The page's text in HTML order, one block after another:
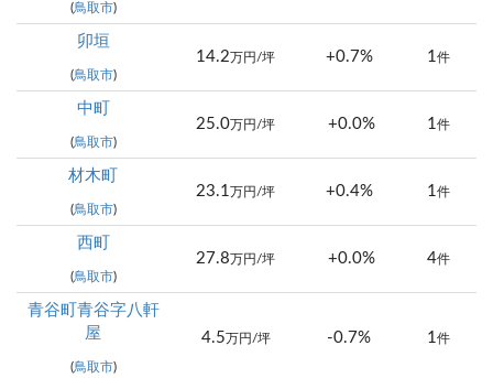
(鳥取市)
卯垣
(鳥取市)
14.2 万円/坪 +0.7% 1件
中町
(鳥取市)
25.0 万円/坪 +0.0% 1件
材木町
(鳥取市)
23.1 万円/坪 +0.4% 1件
西町
(鳥取市)
27.8 万円/坪 +0.0% 4件
青谷町青谷字八軒
屋
(鳥取市)
4.5 万円/坪 -0.7% 1件